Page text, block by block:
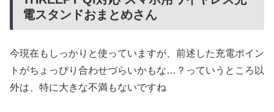
電スタンドおまとめさん
今現在もしっかりと使っていますが、前述した充電ポイン
トがちょっぴり合わせづらいかもな…？っていうところ以
外は、特に大きな不満もないですね